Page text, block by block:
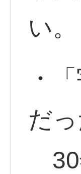
い。
・
だ
30